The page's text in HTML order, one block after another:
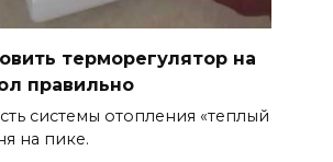
терморегулятор на
правильно
системы отопления «теплый
на пике.